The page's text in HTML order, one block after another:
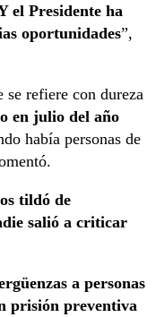
el Presidente ha
oportunidades”,
se refiere con dureza
en julio del año
había personas de
tildó de
salió a criticar
a personas
prisión preventiva